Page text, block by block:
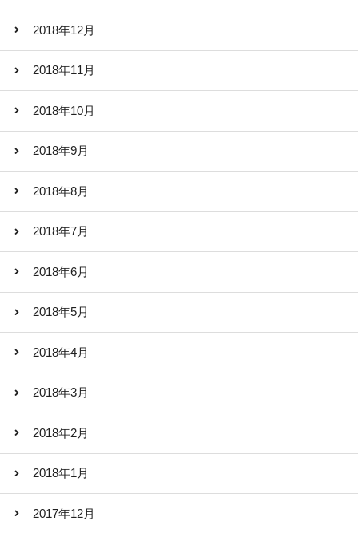
2018年12月
2018年11月
2018年10月
2018年9月
2018年8月
2018年7月
2018年6月
2018年5月
2018年4月
2018年3月
2018年2月
2018年1月
2017年12月